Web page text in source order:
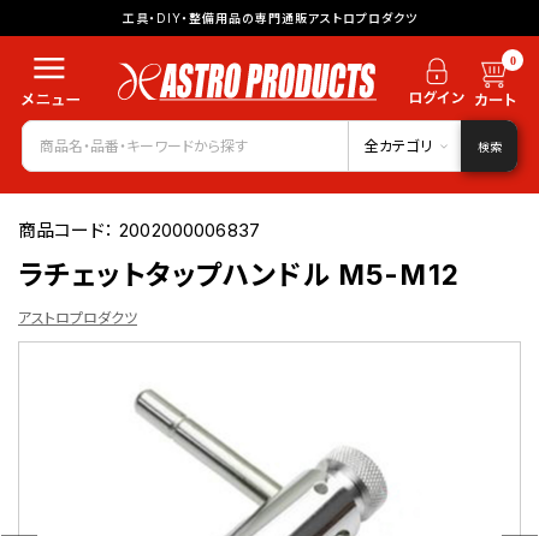
工具・DIY・整備用品の専門通販アストロプロダクツ
0
全カテゴリ 検索
商品コード：2002000006837
ラチェットタップハンドル M5-M12
アストロプロダクツ